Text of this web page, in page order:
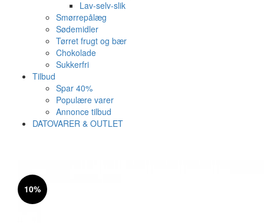
Lav-selv-slik
Smørrepålæg
Sødemidler
Tørret frugt og bær
Chokolade
Sukkerfri
Tilbud
Spar 40%
Populære varer
Annonce tilbud
DATOVARER & OUTLET
Varen er nu i kurven ✔
Vi anbefaler dig disse
10%